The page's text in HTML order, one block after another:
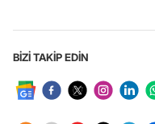
BİZİ TAKİP EDİN